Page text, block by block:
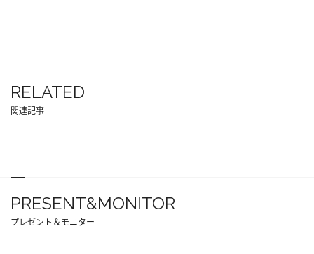
RELATED
関連記事
PRESENT&MONITOR
プレゼント＆モニター